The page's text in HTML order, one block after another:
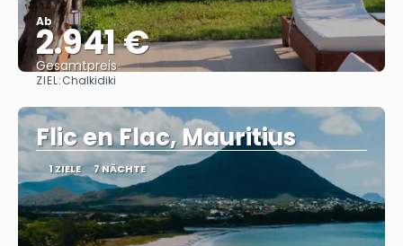
Ab
2.941 €
Gesamtpreis
ZIEL:Chalkidiki
Flic en Flac, Mauritius
1 ZIELE 7 NÄCHTE